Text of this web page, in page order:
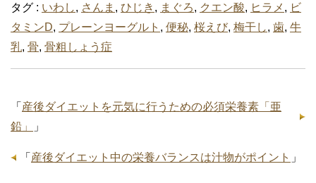
タグ : いわし, さんま , ひじき , まぐろ, クエン酸, ヒラメ , ビ
タミンD, プレーンヨーグルト , 便秘, 桜えび, 梅干し, 歯, 牛
乳, 骨, 骨粗しょう症
「 産後ダイエットを元気に行うための必須栄養素「亜
鉛」
」
「 産後ダイエット中の栄養バランスは汁物がポイント 」